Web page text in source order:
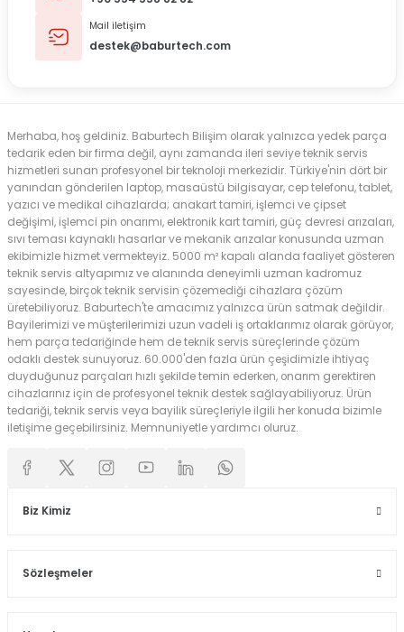
Mail iletişim
destek@baburtech.com
Merhaba, hoş geldiniz. Baburtech Bilişim olarak yalnızca yedek parça
tedarik eden bir firma değil, aynı zamanda ileri seviye teknik servis
hizmetleri sunan profesyonel bir teknoloji merkezidir. Türkiye'nin dört bir
yanından gönderilen laptop, masaüstü bilgisayar, cep telefonu, tablet,
yazıcı ve medikal cihazlarda; anakart tamiri, işlemci ve çipset
değişimi, işlemci pin onarımı, elektronik kart tamiri, güç devresi arızaları,
sıvı teması kaynaklı hasarlar ve mekanik arızalar konusunda uzman
ekibimizle hizmet vermekteyiz. 5000 m² kapalı alanda faaliyet gösteren
teknik servis altyapımız ve alanında deneyimli uzman kadromuz
sayesinde, birçok teknik servisin çözemediği cihazlara çözüm
üretebiliyoruz. Baburtech'te amacımız yalnızca ürün satmak değildir.
Bayilerimizi ve müşterilerimizi uzun vadeli iş ortaklarımız olarak görüyor,
hem parça tedariğinde hem de teknik servis süreçlerinde çözüm
odaklı destek sunuyoruz. 60.000'den fazla ürün çeşidimizle ihtiyaç
duyduğunuz parçaları hızlı şekilde temin ederken, onarım gerektiren
cihazlarınız için de profesyonel teknik destek sağlayabiliyoruz. Ürün
tedariği, teknik servis veya bayilik süreçleriyle ilgili her konuda bizimle
iletişime geçebilirsiniz. Memnuniyetle yardımcı oluruz.
Biz Kimiz
Sözleşmeler